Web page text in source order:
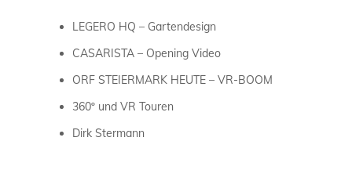
LEGERO HQ – Gartendesign
CASARISTA – Opening Video
ORF STEIERMARK HEUTE – VR-BOOM
360º und VR Touren
Dirk Stermann